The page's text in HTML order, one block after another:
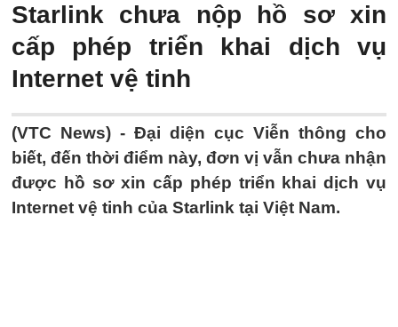
Starlink chưa nộp hồ sơ xin
cấp phép triển khai dịch vụ
Internet vệ tinh
(VTC News) - Đại diện cục Viễn thông cho
biết, đến thời điểm này, đơn vị vẫn chưa nhận
được hồ sơ xin cấp phép triển khai dịch vụ
Internet vệ tinh của Starlink tại Việt Nam.